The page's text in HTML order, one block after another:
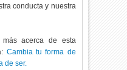
conducta y nuestra
más acerca de esta
Cambia tu forma de
de ser.